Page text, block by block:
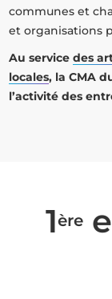
communes et
et organisations
Au servicedes
locales, la CMA
l’activité des
1ère